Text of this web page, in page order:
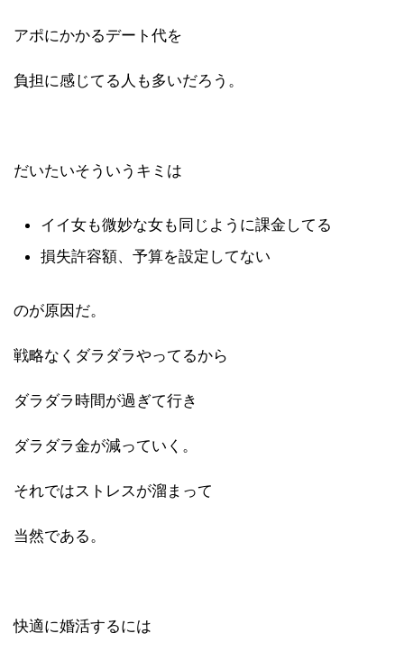
アポにかかるデート代を
負担に感じてる人も多いだろう。
だいたいそういうキミは
イイ女も微妙な女も同じように課金してる
損失許容額、予算を設定してない
のが原因だ。
戦略なくダラダラやってるから
ダラダラ時間が過ぎて行き
ダラダラ金が減っていく。
それではストレスが溜まって
当然である。
快適に婚活するには